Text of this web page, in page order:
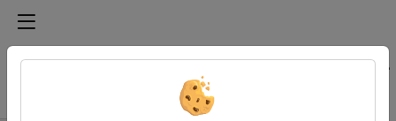
Médiathèque de l'université Paris
Rechercher un média sur Médiathèque de l'université